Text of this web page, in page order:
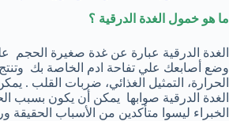
ما هو خمول الغدة الدرقية ؟
الغدة الدرقية عبارة عن غدة صغيرة الحجم
وضع أصابعك علي تفاحة ادم الخاصة بك
الحرارة، التمثيل الغذائي، ضربات القلب .
الغدة الدرقية صوابها يمكن أن يكون بسبب
الخبراء ليسوا متأكدين من الأسباب الحقيقة